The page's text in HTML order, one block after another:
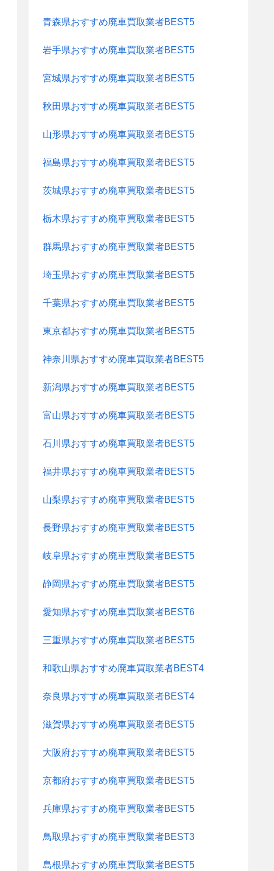
青森県おすすめ廃車買取業者BEST5
岩手県おすすめ廃車買取業者BEST5
宮城県おすすめ廃車買取業者BEST5
秋田県おすすめ廃車買取業者BEST5
山形県おすすめ廃車買取業者BEST5
福島県おすすめ廃車買取業者BEST5
茨城県おすすめ廃車買取業者BEST5
栃木県おすすめ廃車買取業者BEST5
群馬県おすすめ廃車買取業者BEST5
埼玉県おすすめ廃車買取業者BEST5
千葉県おすすめ廃車買取業者BEST5
東京都おすすめ廃車買取業者BEST5
神奈川県おすすめ廃車買取業者BEST5
新潟県おすすめ廃車買取業者BEST5
富山県おすすめ廃車買取業者BEST5
石川県おすすめ廃車買取業者BEST5
福井県おすすめ廃車買取業者BEST5
山梨県おすすめ廃車買取業者BEST5
長野県おすすめ廃車買取業者BEST5
岐阜県おすすめ廃車買取業者BEST5
静岡県おすすめ廃車買取業者BEST5
愛知県おすすめ廃車買取業者BEST6
三重県おすすめ廃車買取業者BEST5
和歌山県おすすめ廃車買取業者BEST4
奈良県おすすめ廃車買取業者BEST4
滋賀県おすすめ廃車買取業者BEST5
大阪府おすすめ廃車買取業者BEST5
京都府おすすめ廃車買取業者BEST5
兵庫県おすすめ廃車買取業者BEST5
鳥取県おすすめ廃車買取業者BEST3
島根県おすすめ廃車買取業者BEST5